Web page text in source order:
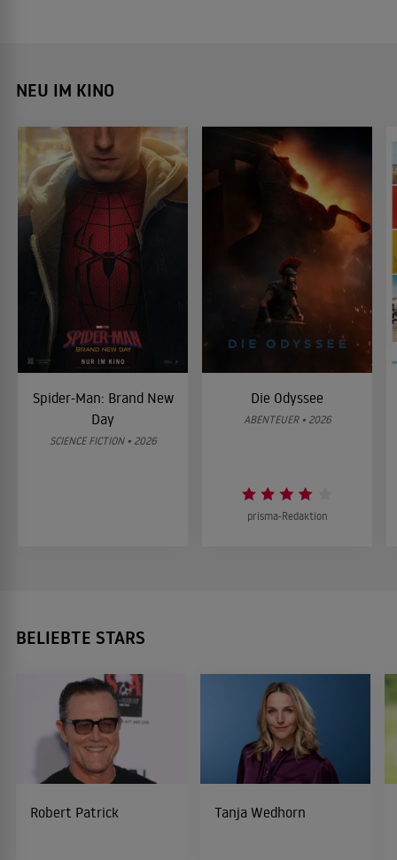
NEU IM KINO
Spider-Man: Brand New
Day
SCIENCE FICTION • 2026
Die Odyssee
ABENTEUER • 2026
prisma-Redaktion
BELIEBTE STARS
Robert Patrick Tanja Wedhorn